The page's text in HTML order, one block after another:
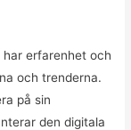
har erfarenhet och
och trenderna.
på sin
den digitala